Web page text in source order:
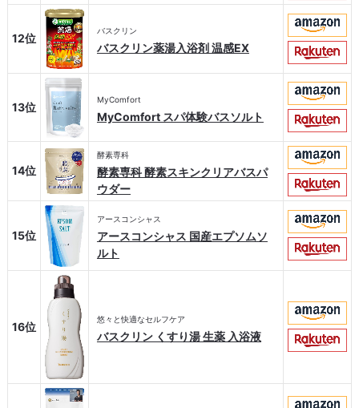
12位
バスクリン
バスクリン薬湯入浴剤 温感EX
13位
MyComfort
MyComfort スパ体験バスソルト
14位
酵素専科
酵素専科 酵素スキンクリアバスパ
ウダー
15位
アースコンシャス
アースコンシャス 国産エプソムソ
ルト
16位
悠々と快適なセルフケア
バスクリン くすり湯 生薬 入浴液